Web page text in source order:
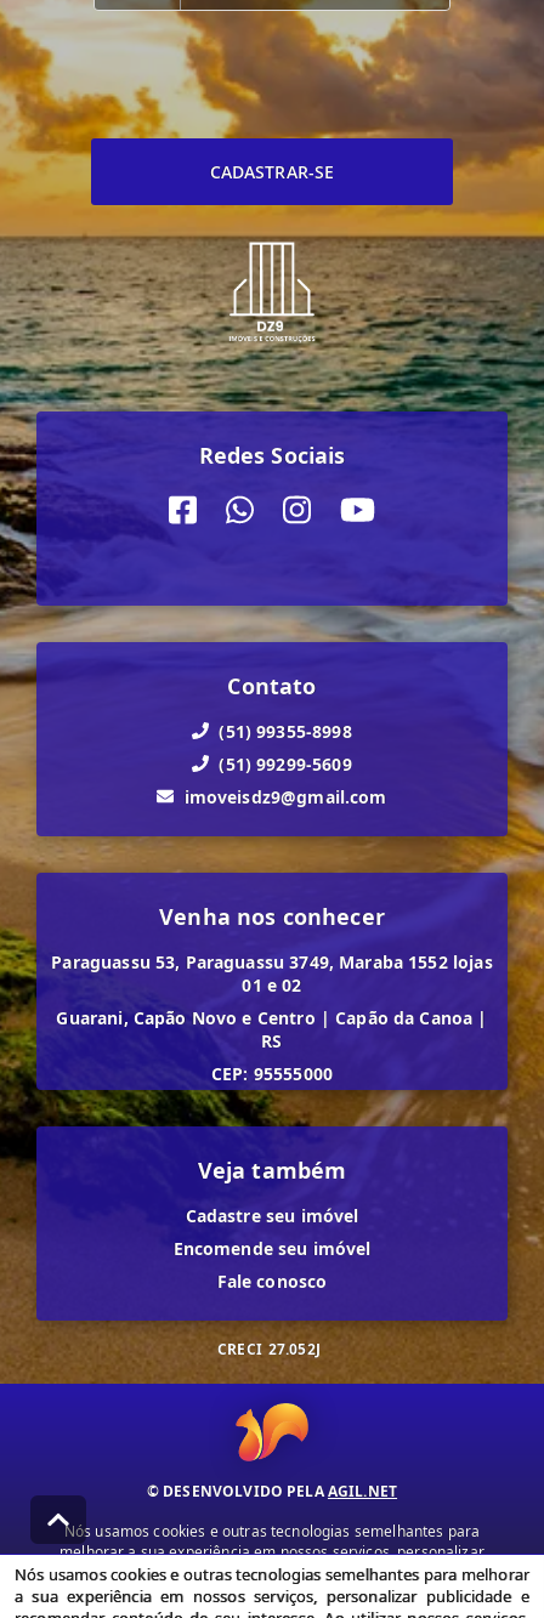
CADASTRAR-SE
Redes Sociais
Contato
(51) 99355-8998
(51) 99299-5609
imoveisdz9@gmail.com
Venha nos conhecer
Paraguassu 53, Paraguassu 3749, Maraba 1552 lojas
01 e 02
Guarani, Capão Novo e Centro | Capão da Canoa |
RS
CEP: 95555000
Veja também
Cadastre seu imóvel
Encomende seu imóvel
Fale conosco
CRECI 27.052J
© DESENVOLVIDO PELAAGIL.NET
Nós usamos cookies e outras tecnologias semelhantes para
melhorar a sua experiência em nossos serviços, personalizar
publicidade e recomendar conteúdo de seu interesse. Ao utilizar
nossos serviços, você concorda com nossa política de privacidade e
termos de uso.
Nós usamos cookies e outras tecnologias semelhantes para melhorar
a sua experiência em nossos serviços, personalizar publicidade e